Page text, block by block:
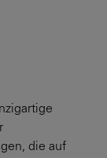
die auf